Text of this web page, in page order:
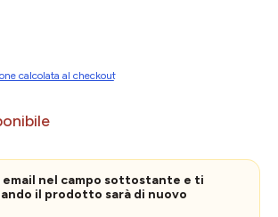
calcolata al checkout
email nel campo sottostante e ti
il prodotto sarà di nuovo